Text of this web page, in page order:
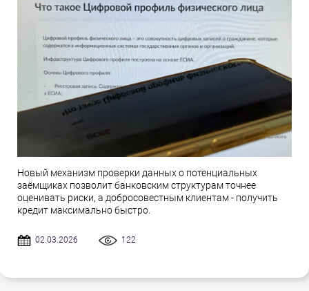
Новый механизм проверки данных о потенциальных
заёмщиках позволит банковским структурам точнее
оценивать риски, а добросовестным клиентам - получить
кредит максимально быстро.
02.03.2026 122